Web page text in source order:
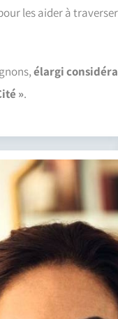
les aider à traverser
élargi
».